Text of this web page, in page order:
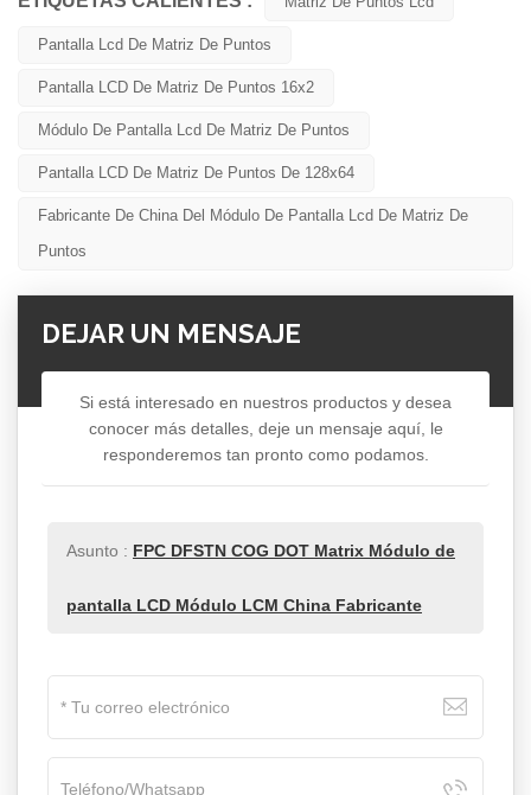
Pantalla Lcd De Matriz De Puntos
Pantalla LCD De Matriz De Puntos 16x2
Módulo De Pantalla Lcd De Matriz De Puntos
Pantalla LCD De Matriz De Puntos De 128x64
Fabricante De China Del Módulo De Pantalla Lcd De Matriz De
Puntos
DEJAR UN MENSAJE
Si está interesado en nuestros productos y desea
conocer más detalles, deje un mensaje aquí, le
responderemos tan pronto como podamos.
Asunto : FPC DFSTN COG DOT Matrix Módulo de
pantalla LCD Módulo LCM China Fabricante